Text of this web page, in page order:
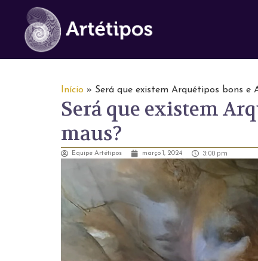
Início » Será que existem Arquétipos bons e
Será que existem
maus?
Equipe Artétipos março 1, 2024 3:00 pm